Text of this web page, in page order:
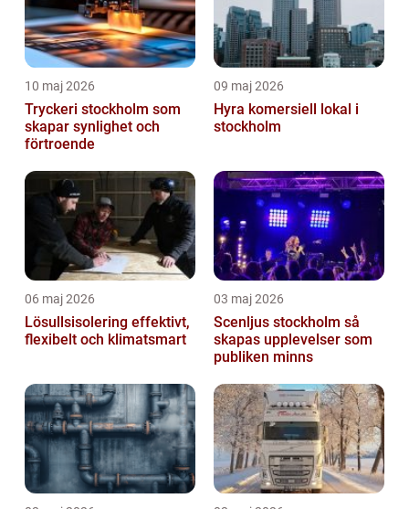
10 maj 2026
Tryckeri stockholm som
skapar synlighet och
förtroende
09 maj 2026
Hyra komersiell lokal i
stockholm
06 maj 2026
Lösullsisolering effektivt,
flexibelt och klimatsmart
03 maj 2026
Scenljus stockholm så
skapas upplevelser som
publiken minns